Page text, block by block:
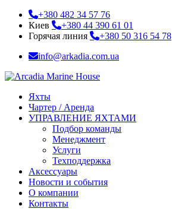
+380 482 34 57 76
Киев
+380 44 390 61 01
Горячая линия
+380 50 316 54 78
info@arkadia.com.ua
Яхты
Чартер / Аренда
УПРАВЛЕНИЕ ЯХТАМИ
Подбор команды
Менеджмент
Услуги
Техподдержка
Аксессуары
Новости и события
О компании
Контакты